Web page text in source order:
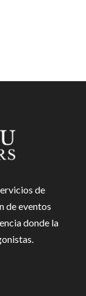
de
de eventos
donde la